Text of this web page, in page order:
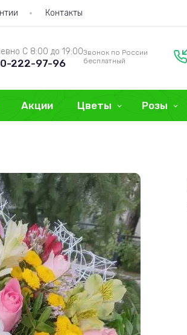
Контакты
С 8:00 до 19:00
222-97-96
Звонок по России
бесплатный
Акции Цветы Розы